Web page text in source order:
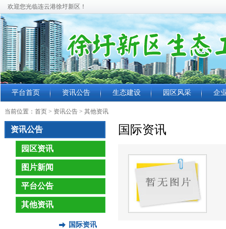
欢迎您光临连云港徐圩新区！
平台首页 资讯公告 生态建设 园区风采 企
当前位置： 首页 > 资讯公告 > 其他资讯
资讯公告
园区资讯
图片新闻
平台公告
其他资讯
国际资讯
国际资讯